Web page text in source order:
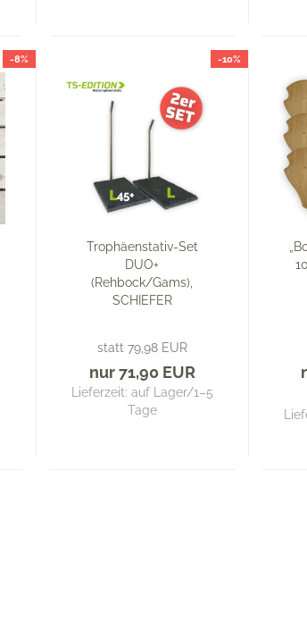
-8% -10%
Trophäenstativ-Set
DUO+
(Rehbock/Gams),
SCHIEFER
statt 79,98 EUR
nur 71,90 EUR
Lieferzeit: auf Lager/1–5
Tage